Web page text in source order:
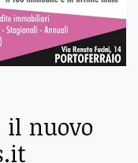
il nuovo